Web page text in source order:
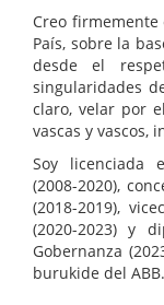
Creo
País, sobre la
desde el
singularidades
claro, velar por
vascas y vascos,
Soy licenciada
(2008-2020),
(2018-2019),
(2020-2023) y
Gobernanza
burukide del ABB.